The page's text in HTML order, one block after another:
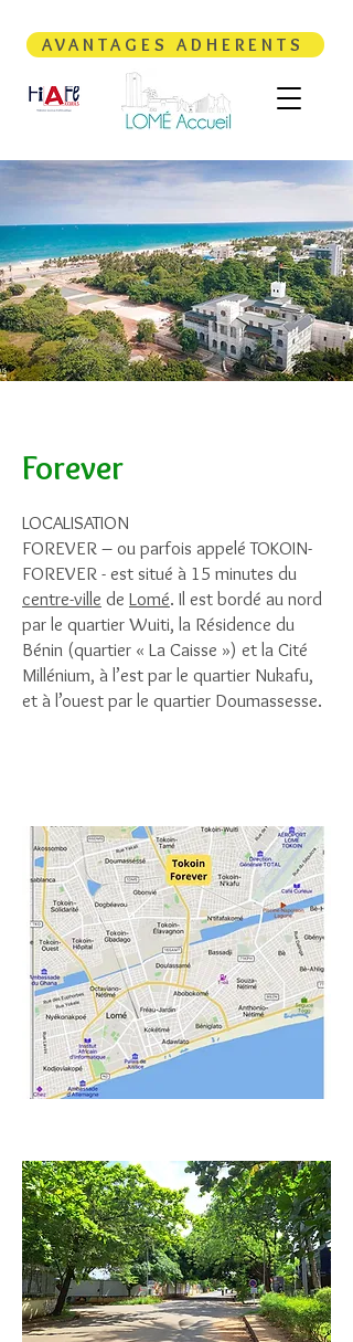
AVANTAGES ADHERENTS
Forever
LOCALISATION
FOREVER – ou parfois appelé TOKOIN-
FOREVER - est situé à 15 minutes du
centre-ville de Lomé. Il est bordé au nord
par le quartier Wuiti, la Résidence du
Bénin (quartier « La Caisse ») et la Cité
Millénium, à l’est par le quartier Nukafu,
et à l’ouest par le quartier Doumassesse.